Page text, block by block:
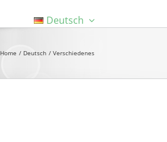
Deutsch
Home Deutsch Verschiedenes